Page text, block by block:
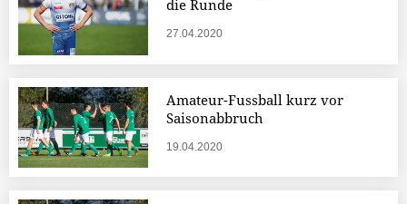
die Runde
27.04.2020
Amateur-Fussball kurz vor
Saisonabbruch
19.04.2020